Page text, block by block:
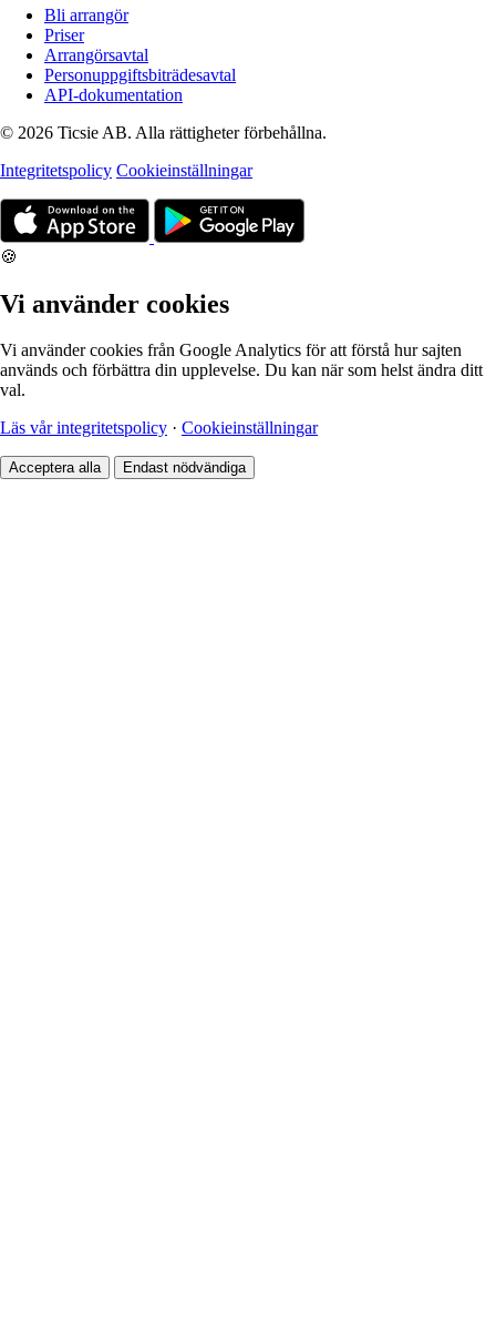
Bli arrangör
Priser
Arrangörsavtal
Personuppgiftsbiträdesavtal
API-dokumentation
© 2026 Ticsie AB. Alla rättigheter förbehållna.
Integritetspolicy Cookieinställningar
🍪
Vi använder cookies
Vi använder cookies från Google Analytics för att förstå hur sajten
används och förbättra din upplevelse. Du kan när som helst ändra ditt
val.
Läs vår integritetspolicy · Cookieinställningar
Acceptera alla Endast nödvändiga